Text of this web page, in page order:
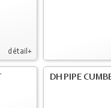
détail+
DH PIPE